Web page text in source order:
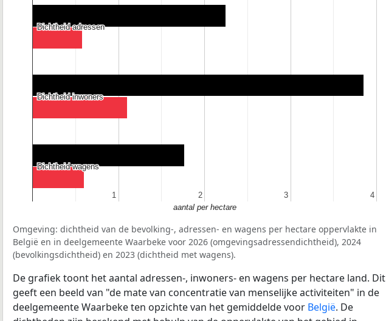
11 2
2 3
3 4
4
Dichtheid adressen
Dichtheid adressen
Dichtheid inwoners
Dichtheid inwoners
Dichtheid wagens
Dichtheid wagens
aantal per hectare
Omgeving: dichtheid van de bevolking-, adressen- en wagens per hectare oppervlakte in
België en in deelgemeente Waarbeke voor 2026 (omgevingsadressendichtheid), 2024
(bevolkingsdichtheid) en 2023 (dichtheid met wagens).
De grafiek toont het aantal adressen-, inwoners- en wagens per hectare land. Dit
geeft een beeld van "de mate van concentratie van menselijke activiteiten" in de
deelgemeente Waarbeke ten opzichte van het gemiddelde voor België. De